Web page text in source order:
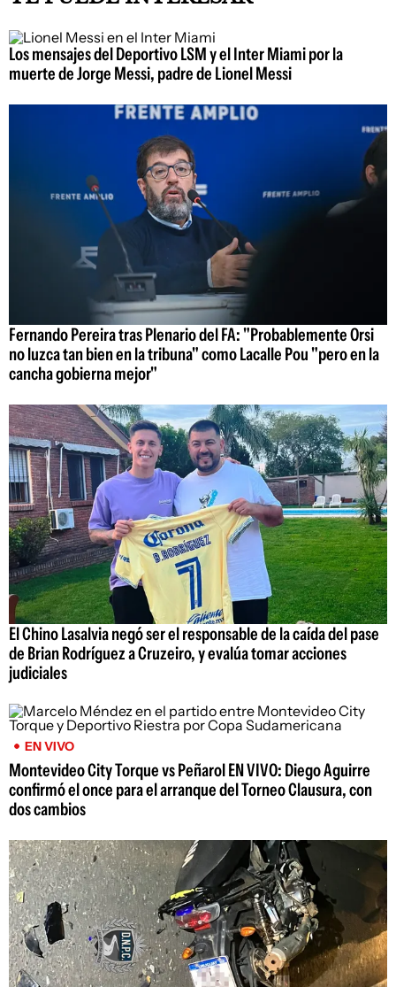
Los mensajes del Deportivo LSM y el Inter Miami por la
muerte de Jorge Messi, padre de Lionel Messi
Fernando Pereira tras Plenario del FA: "Probablemente Orsi
no luzca tan bien en la tribuna" como Lacalle Pou "pero en la
cancha gobierna mejor"
El Chino Lasalvia negó ser el responsable de la caída del pase
de Brian Rodríguez a Cruzeiro, y evalúa tomar acciones
judiciales
EN VIVO
Montevideo City Torque vs Peñarol EN VIVO: Diego Aguirre
confirmó el once para el arranque del Torneo Clausura, con
dos cambios